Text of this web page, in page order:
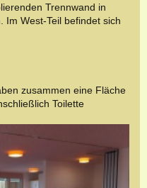
Trennwand in
Im West-Teil befindet sich
zusammen eine Fläche
Toilette